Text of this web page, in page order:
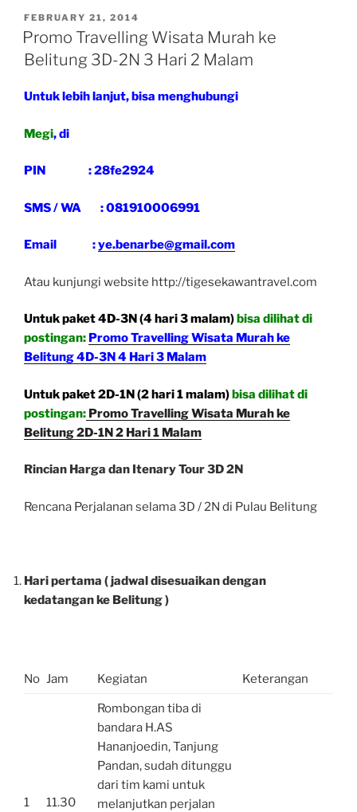
Murah
ke
Belitung
3N
Malam”
POSTED
ON
FEBRUARY 21, 2014
Promo Travelling Wisata Murah ke
Belitung 3D-2N 3 Hari 2 Malam
Untuk lebih lanjut, bisa menghubungi
Megi, di
PIN : 28fe2924
SMS / WA : 081910006991
Email :ye.benarbe@gmail.com
Atau kunjungi website http://tigesekawantravel.com
Untuk paket 4D-3N (4 hari 3 malam)bisa dilihat di
postingan: Promo Travelling Wisata Murah ke
Belitung 4D-3N 4 Hari 3 Malam
Untuk paket 2D-1N (2 hari 1 malam)bisa dilihat di
postingan: Promo Travelling Wisata Murah ke
Belitung 2D-1N 2 Hari 1 Malam
Rincian Harga dan Itenary Tour 3D 2N
Rencana Perjalanan selama 3D / 2N di Pulau Belitung
Hari pertama ( jadwal disesuaikan dengan
kedatangan ke Belitung )
No Jam Kegiatan Keterangan
1 11.30
Rombongan tiba di
bandara H.AS
Hananjoedin, Tanjung
Pandan, sudah ditunggu
dari tim kami untuk
melanjutkan perjalan